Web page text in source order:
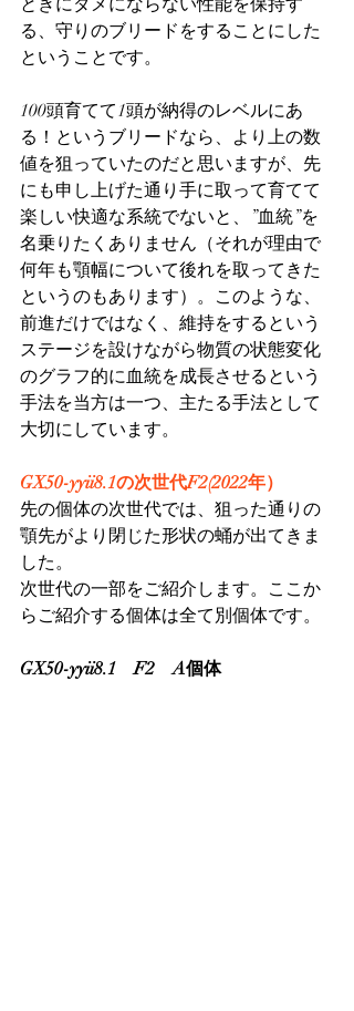
ときにダメにならない性能を保持す
る、守りのブリードをすることにした
ということです。
100頭育てて1頭が納得のレベルにあ
る！というブリードなら、より上の数
値を狙っていたのだと思いますが、先
にも申し上げた通り手に取って育てて
楽しい快適な系統でないと、”血統”を
名乗りたくありません（それが理由で
何年も顎幅について後れを取ってきた
というのもあります）。このような、
前進だけではなく、維持をするという
ステージを設けながら物質の状態変化
のグラフ的に血統を成長させるという
手法を当方は一つ、主たる手法として
大切にしています。
GX50-yyii8.1の次世代F2(2022年）
先の個体の次世代では、狙った通りの
顎先がより閉じた形状の蛹が出てきま
した。
次世代の一部をご紹介します。ここか
らご紹介する個体は全て別個体です。
GX50-yyii8.1　F2　A個体